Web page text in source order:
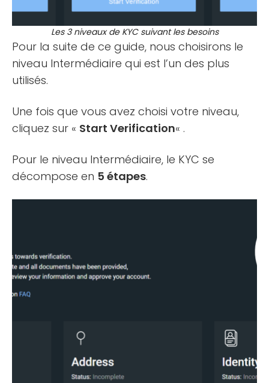
Les 3 niveaux de KYC suivant les besoins
Pour la suite de ce guide, nous choisirons le
niveau Intermédiaire qui est l’un des plus
utilisés.
Une fois que vous avez choisi votre niveau,
cliquez sur « Start Verification« .
Pour le niveau Intermédiaire, le KYC se
décompose en 5 étapes.